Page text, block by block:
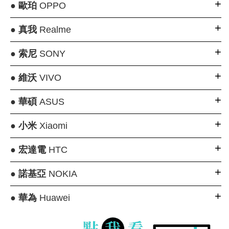
● 歐珀OPPO
● 真我Realme
● 索尼SONY
● 維沃VIVO
● 華碩 ASUS
● 小米Xiaomi
● 宏達電HTC
● 諾基亞NOKIA
● 華為Huawei